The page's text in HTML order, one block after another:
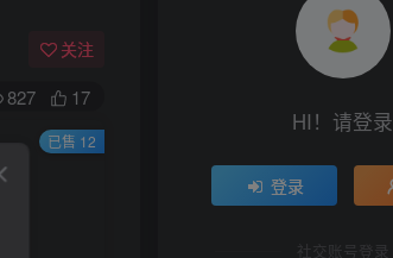
关注
827 17
已售 12
HI！请登录
登录
社交账号登录